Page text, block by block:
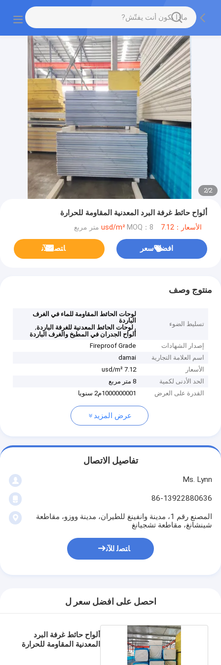
2
/
2
ألواح حائط غرفة البرد المعدنية المقاومة للحرارة
الأسعار：7.12 usd/m² MOQ：8 متر مربع
افضل سعر ﺎﺘﺼﻟ ﺍﻶﻧ
منتوج وصف
تسليط الضوء
لوحات الحائط المقاومة للماء في الغرف
الباردة
,لوحات الحائط المعدنية للغرفة الباردة,
ألواح الجدران في المطبخ والغرف الباردة
إصدار الشهادات
Fireproof Grade
اسم العلامة التجارية
damai
الأسعار
7.12 usd/m²
الحد الأدنى لكمية
8 متر مربع
القدرة على العرض
1000000001م2 سنويا
عرض المزيد
تفاصيل الاتصال
Ms. Lynn
86-13922880636
المصنع رقم 1، مدينة وانفينغ للطيران، مدينة ووزو، مقاطعة
شينشانغ، مقاطعة تشجيانغ
ﺎﺘﺼﻟ ﺍﻶﻧ
احصل على افضل سعر ل
ألواح حائط غرفة البرد
المعدنية المقاومة للحرارة